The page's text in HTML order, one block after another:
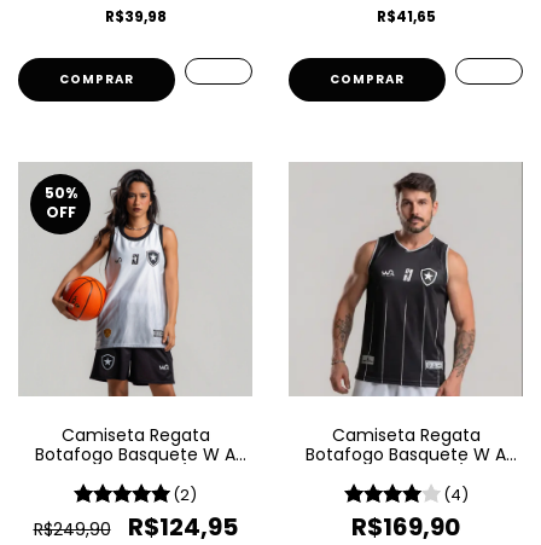
R$39,98
COMPRAR
R$41,65
COMPRAR
50%
OFF
Camiseta Regata
Botafogo Basquete W A
Branca (2)
R$249,90 R$124,95
Camiseta Regata
Botafogo Basquete W A
Preta
(4)
R$169,90